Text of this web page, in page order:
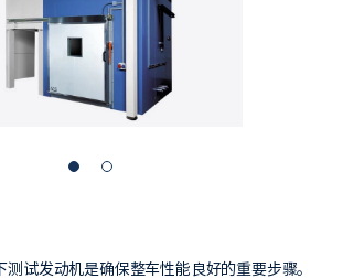
测试发动机是确保整车性能良好的重要步骤。